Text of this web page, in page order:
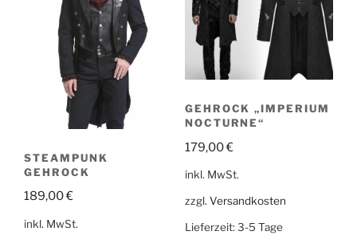
STEAMPUNK
GEHROCK
189,00€
inkl. MwSt.
GEHROCK „IMPERIUM
NOCTURNE“
179,00€
inkl. MwSt.
zzgl. Versandkosten
Lieferzeit: 3-5 Tage